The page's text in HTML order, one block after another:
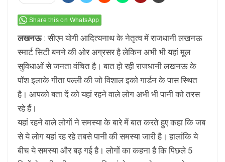
Share this on WhatsApp
लखनऊ: सीएम योगी आदित्यनाथ के नेतृत्व में राजधानी लखनऊ
स्मार्ट सिटी बनने की ओर अग्रसर है लेकिन अभी भी यहां मूल
सुविधाओं से जनता वंचित है। बात हो रही राजधानी लखनऊ के
पॉश इलाके गीता पल्ली की जो विशाल इको गार्डन के पास स्थित
है। आपको बता दें को यहां रहने वाले लोग अभी भी पानी को तरस
रहे हैं।
यहां रहने वाले लोगों ने समस्या के बारे में बात करते हुए कहा कि जब
से ये लोग यहां रह रहे तबसे पानी की समस्या जारी है। हालांकि ये
बीच ये समस्या और बढ़ गई है। लोगों का कहना है कि पिछले 5